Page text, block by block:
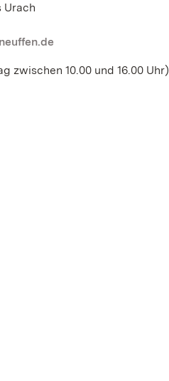
Urach
zwischen 10.00 und 16.00 Uhr)